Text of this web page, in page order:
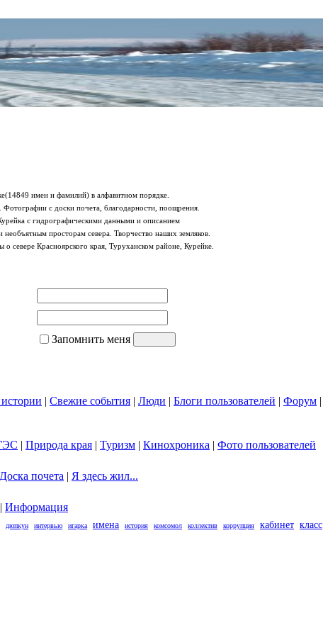
имен и фамилий) в алфавитном порядке.
с доски почета, благодарности, поощрения.
с гидрографическими данными и описанием
просторам севера. Творчество наших земляков.
севере Красноярского края, Туруханском районе, Курейке.
Запомнить меня
| Свежие события | Люди | Блоги пользователей | Форум |
| Природа края | Туризм | Кинохроника | Фото пользователей
Доска почета | Я здесь жил...
| Информация
дюпкун интервью игарка имена история комсомол коллектив коррупция кабинет класс